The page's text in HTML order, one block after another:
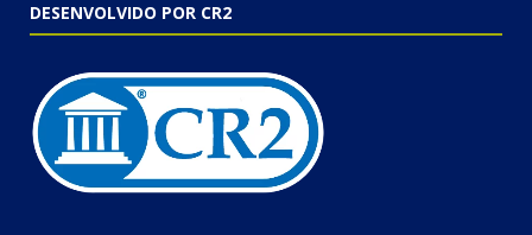
DESENVOLVIDO POR CR2